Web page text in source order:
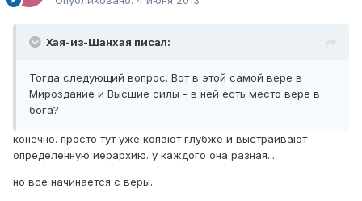
Хая-из-Шанхая писал:
Тогда следующий вопрос. Вот в этой самой вере в
Мироздание и Высшие силы - в ней есть место вере в
бога?
конечно. просто тут уже копают глубже и выстраивают
определенную иерархию. у каждого она разная...
но все начинается с веры.